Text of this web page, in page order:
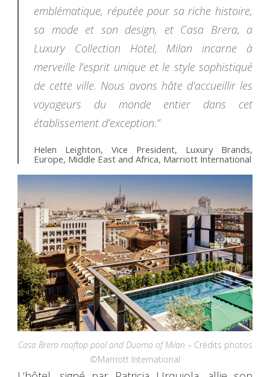
emblématique, réputée pour sa riche histoire,
sa mode et son design, et Casa Brera, a
Luxury Collection Hotel, Milan incarne à
merveille l’esprit unique et le style sophistiqué
de cette ville. Nous avons hâte d’accueillir les
voyageurs du monde entier dans cet
établissement d’exception.”
Helen Leighton, Vice President, Luxury Brands,
Europe, Middle East and Africa, Marriott International
Casa Brera rooftop pool and Duomo of Milan – Crédits photos
©Marriott International